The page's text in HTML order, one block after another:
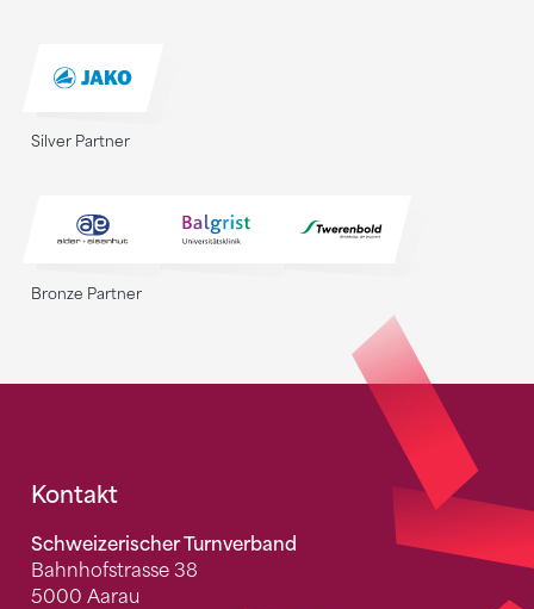
Silver Partner
Bronze Partner
Fusszeile
Kontakt
Schweizerischer Turnverband
Bahnhofstrasse 38
5000 Aarau